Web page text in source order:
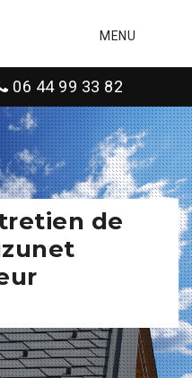
MENU
06 44 99 33 82
de